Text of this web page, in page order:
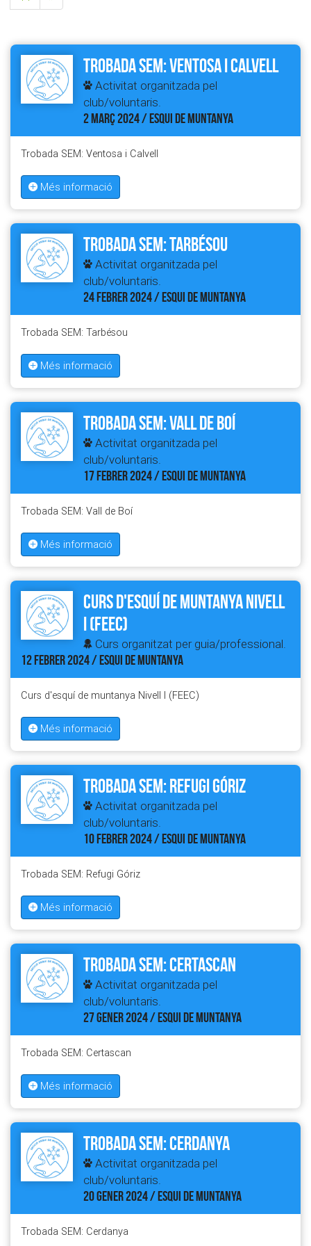
Trobada SEM: Ventosa i Calvell
Activitat organitzada pel
club/voluntaris.
2 MARÇ 2024 / ESQUI DE MUNTANYA
Trobada SEM: Ventosa i Calvell
Més informació
Trobada SEM: Tarbésou
Activitat organitzada pel
club/voluntaris.
24 FEBRER 2024 / ESQUI DE MUNTANYA
Trobada SEM: Tarbésou
Més informació
Trobada SEM: Vall de Boí
Activitat organitzada pel
club/voluntaris.
17 FEBRER 2024 / ESQUI DE MUNTANYA
Trobada SEM: Vall de Boí
Més informació
Curs d'esquí de muntanya Nivell
I (FEEC)
Curs organitzat per guia/professional.
12 FEBRER 2024 / ESQUI DE MUNTANYA
Curs d'esquí de muntanya Nivell I (FEEC)
Més informació
Trobada SEM: Refugi Góriz
Activitat organitzada pel
club/voluntaris.
10 FEBRER 2024 / ESQUI DE MUNTANYA
Trobada SEM: Refugi Góriz
Més informació
Trobada SEM: Certascan
Activitat organitzada pel
club/voluntaris.
27 GENER 2024 / ESQUI DE MUNTANYA
Trobada SEM: Certascan
Més informació
Trobada SEM: Cerdanya
Activitat organitzada pel
club/voluntaris.
20 GENER 2024 / ESQUI DE MUNTANYA
Trobada SEM: Cerdanya